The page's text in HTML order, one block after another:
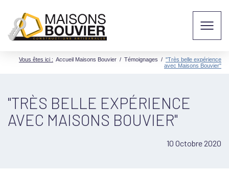
Vous êtes ici : Accueil Maisons Bouvier / Témoignages / "Très belle expérience
avec Maisons Bouvier"
"TRÈS BELLE EXPÉRIENCE
AVEC MAISONS BOUVIER"
10 Octobre 2020